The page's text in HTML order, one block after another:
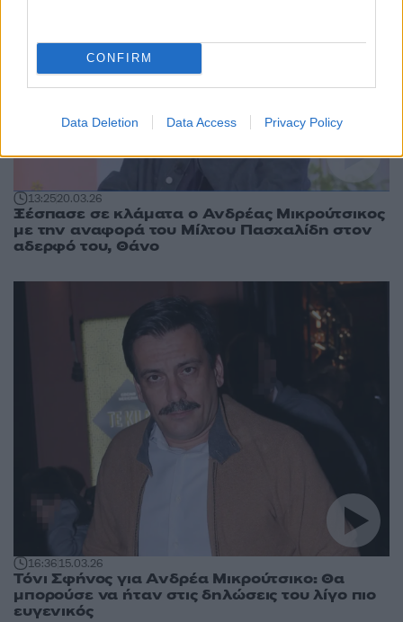
CONFIRM
Data Deletion Data Access Privacy Policy
13:2520.03.26
Ξέσπασε σε κλάματα ο Ανδρέας Μικρούτσικος
με την αναφορά του Μίλτου Πασχαλίδη στον
αδερφό του, Θάνο
16:3615.03.26
Τόνι Σφήνος για Ανδρέα Μικρούτσικο: Θα
μπορούσε να ήταν στις δηλώσεις του λίγο πιο
ευγενικός